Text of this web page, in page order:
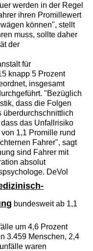
werden in der Regel
ihren Promillewert
können", stellt
muss, sollte daher
der
für
knapp 5 Prozent
insgesamt
"Bezüglich
dass die Folgen
überdurchschnittlich
das Unfallrisiko
1,1 Promille rund
Fahrer", sagt
sind Fahrer mit
absolut
DeVol
bundesweit ab 1,1
um 4,6 Prozent
3.459 Menschen, 2,4
waren